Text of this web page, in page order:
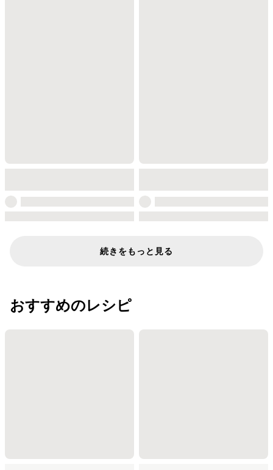
続きをもっと見る
おすすめのレシピ